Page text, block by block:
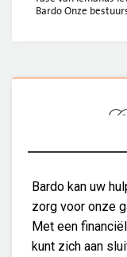
Bardo Onze
Bardo kan uw
zorg voor onze
Met een
kunt zich aan